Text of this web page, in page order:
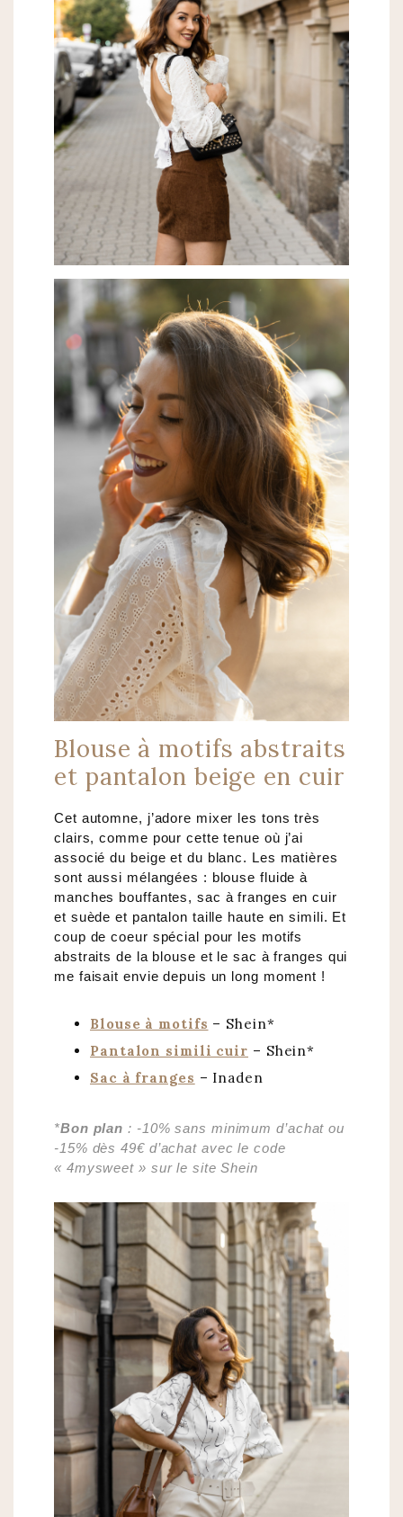
Blouse à motifs abstraits
et pantalon beige en cuir
Cet automne, j’adore mixer les tons très
clairs, comme pour cette tenue où j’ai
associé du beige et du blanc. Les matières
sont aussi mélangées : blouse fluide à
manches bouffantes, sac à franges en cuir
et suède et pantalon taille haute en simili. Et
coup de coeur spécial pour les motifs
abstraits de la blouse et le sac à franges qui
me faisait envie depuis un long moment !
Blouse à motifs – Shein*
Pantalon simili cuir – Shein*
Sac à franges – Inaden
*Bon plan : -10% sans minimum d’achat ou
-15% dès 49€ d’achat avec le code
« 4mysweet » sur le site Shein